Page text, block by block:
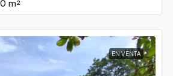
m²
EN VENTA